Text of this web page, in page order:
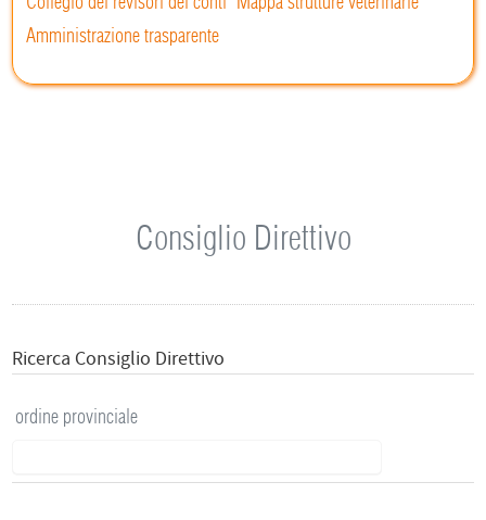
Amministrazione trasparente
Consiglio Direttivo
Ricerca Consiglio Direttivo
ordine provinciale